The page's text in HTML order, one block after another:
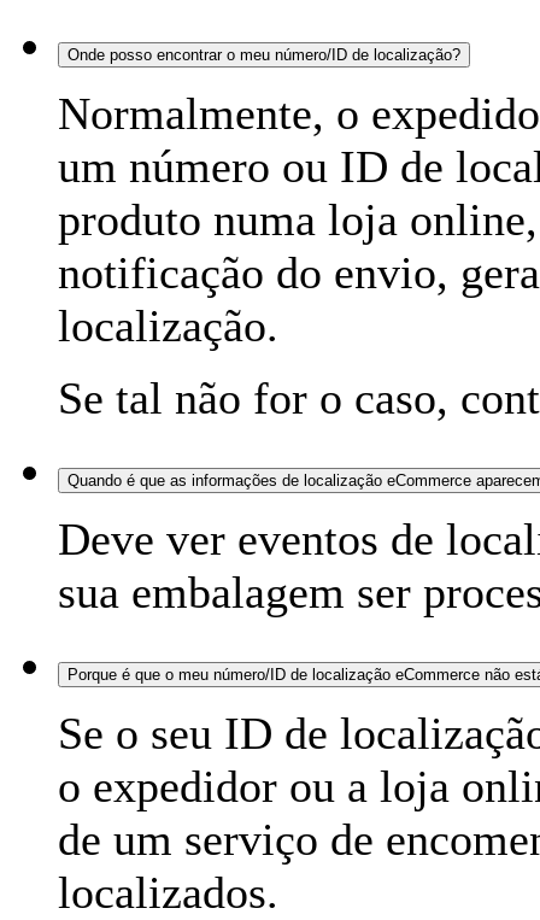
Onde posso encontrar o meu número/ID de localização?
Normalmente, o
um número ou ID de
produto numa loja
notificação do envio,
localização.
Se tal não for o caso,
Quando é que as informações de localização eCommerce
Deve ver eventos de
sua embalagem ser
Porque é que o meu número/ID de localização eCommerce não
Se o seu ID de
o expedidor ou a loja
de um serviço de
localizados.